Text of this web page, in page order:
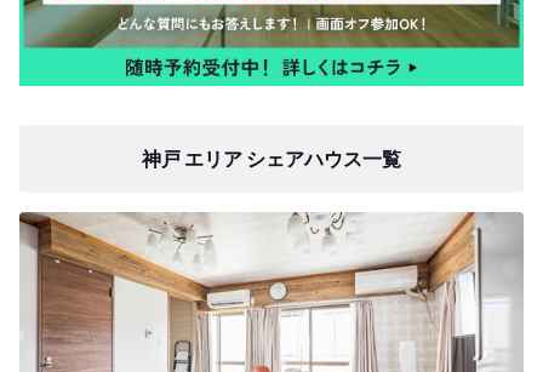
神戸 エリア シェアハウス一覧